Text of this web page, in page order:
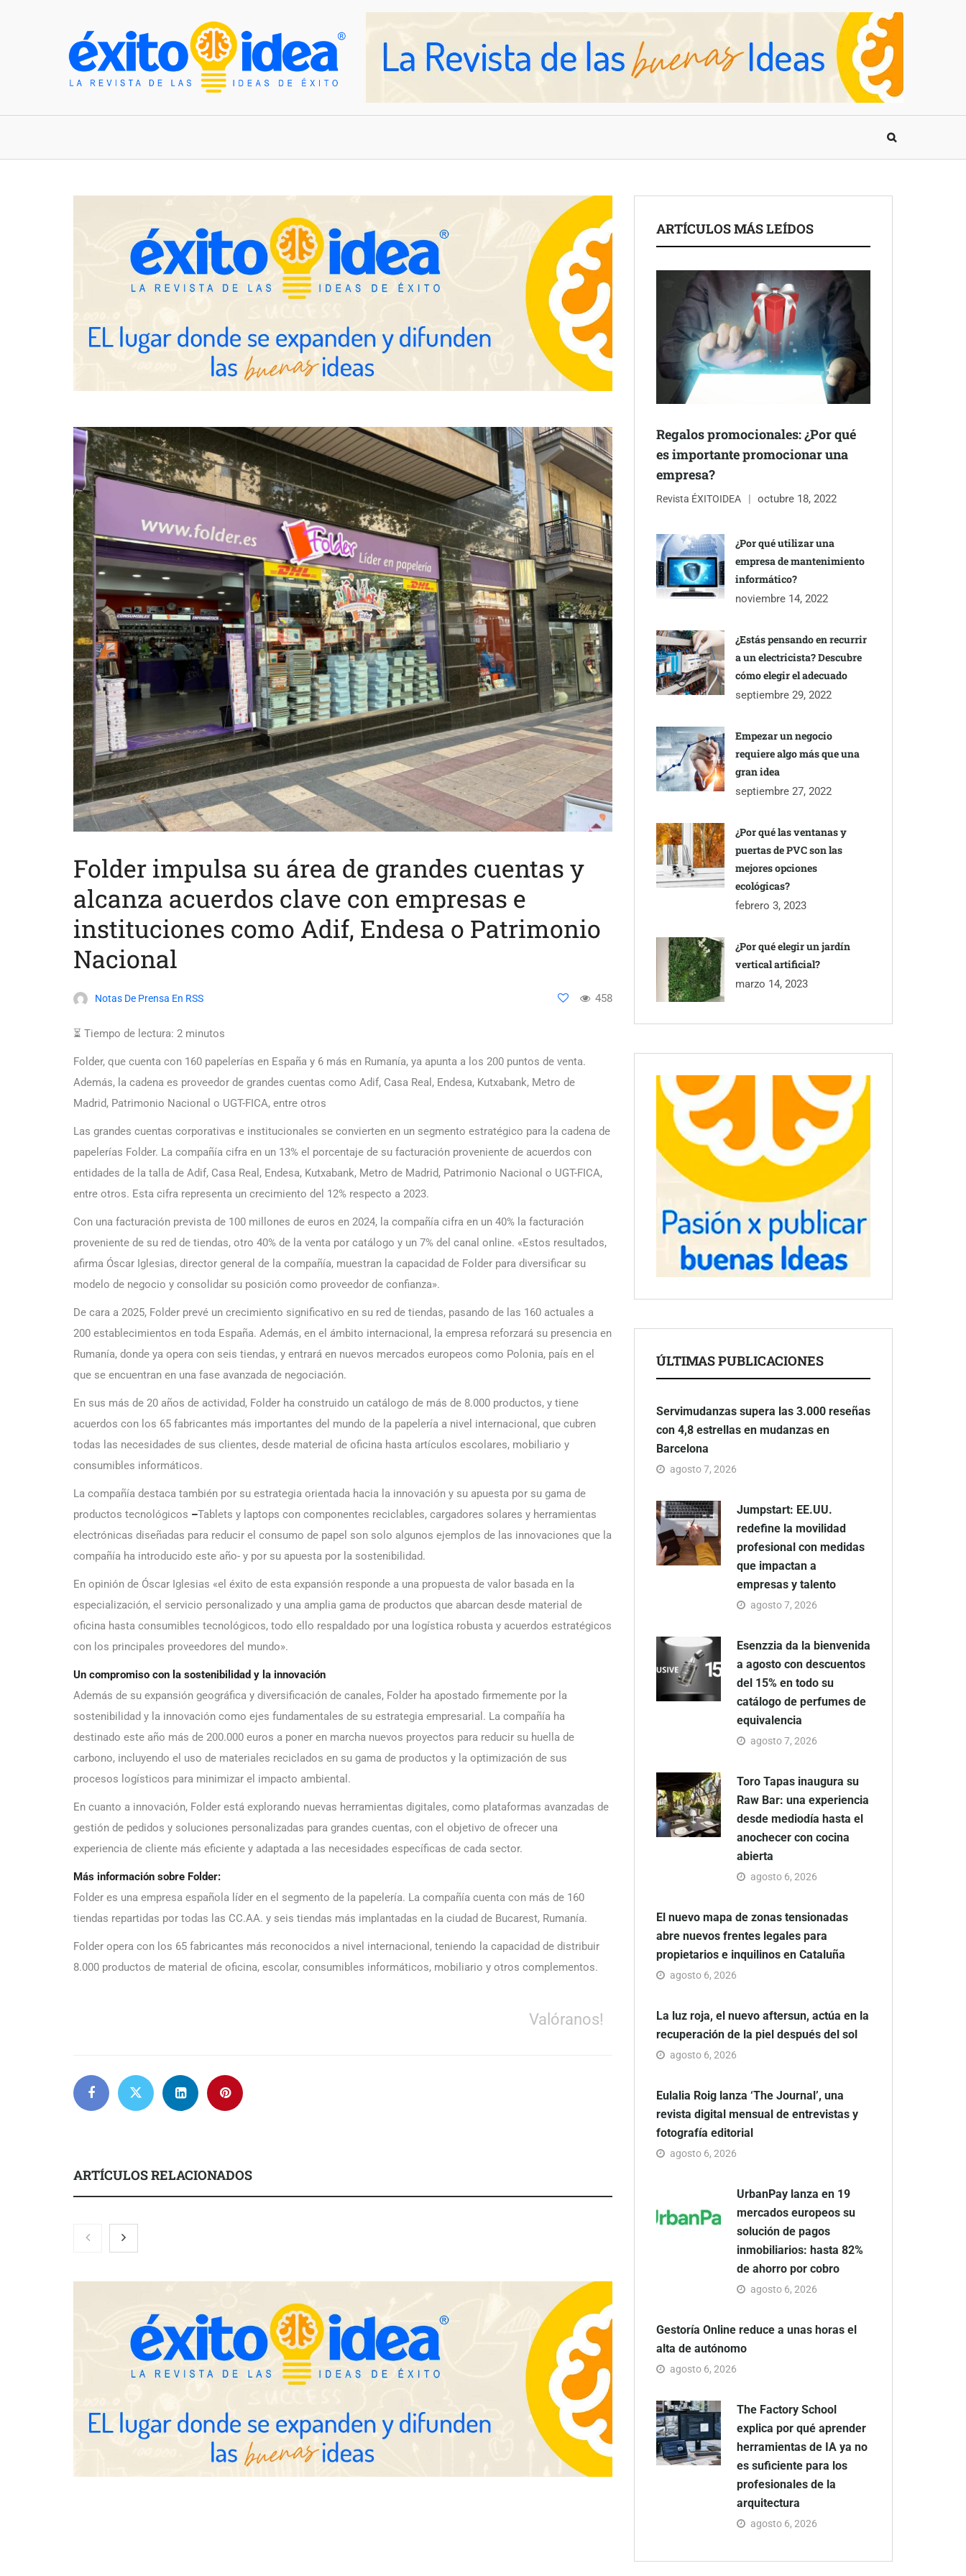
Folder impulsa su área de grandes cuentas y
alcanza acuerdos clave con empresas e
instituciones como Adif, Endesa o Patrimonio
Nacional
Notas De Prensa En RSS 458
⏳ Tiempo de lectura: 2 minutos
Folder, que cuenta con 160 papelerías en España y 6 más en Rumanía, ya apunta a los 200 puntos de venta.
Además, la cadena es proveedor de grandes cuentas como Adif, Casa Real, Endesa, Kutxabank, Metro de
Madrid, Patrimonio Nacional o UGT-FICA, entre otros
Las grandes cuentas corporativas e institucionales se convierten en un segmento estratégico para la cadena de
papelerías Folder. La compañía cifra en un 13% el porcentaje de su facturación proveniente de acuerdos con
entidades de la talla de Adif, Casa Real, Endesa, Kutxabank, Metro de Madrid, Patrimonio Nacional o UGT-FICA,
entre otros. Esta cifra representa un crecimiento del 12% respecto a 2023.
Con una facturación prevista de 100 millones de euros en 2024, la compañía cifra en un 40% la facturación
proveniente de su red de tiendas, otro 40% de la venta por catálogo y un 7% del canal online. «Estos resultados,
afirma Óscar Iglesias, director general de la compañía, muestran la capacidad de Folder para diversificar su
modelo de negocio y consolidar su posición como proveedor de confianza».
De cara a 2025, Folder prevé un crecimiento significativo en su red de tiendas, pasando de las 160 actuales a
200 establecimientos en toda España. Además, en el ámbito internacional, la empresa reforzará su presencia en
Rumanía, donde ya opera con seis tiendas, y entrará en nuevos mercados europeos como Polonia, país en el
que se encuentran en una fase avanzada de negociación.
En sus más de 20 años de actividad, Folder ha construido un catálogo de más de 8.000 productos, y tiene
acuerdos con los 65 fabricantes más importantes del mundo de la papelería a nivel internacional, que cubren
todas las necesidades de sus clientes, desde material de oficina hasta artículos escolares, mobiliario y
consumibles informáticos.
La compañía destaca también por su estrategia orientada hacia la innovación y su apuesta por su gama de
productos tecnológicos –Tablets y laptops con componentes reciclables, cargadores solares y herramientas
electrónicas diseñadas para reducir el consumo de papel son solo algunos ejemplos de las innovaciones que la
compañía ha introducido este año- y por su apuesta por la sostenibilidad.
En opinión de Óscar Iglesias «el éxito de esta expansión responde a una propuesta de valor basada en la
especialización, el servicio personalizado y una amplia gama de productos que abarcan desde material de
oficina hasta consumibles tecnológicos, todo ello respaldado por una logística robusta y acuerdos estratégicos
con los principales proveedores del mundo».
Un compromiso con la sostenibilidad y la innovación
Además de su expansión geográfica y diversificación de canales, Folder ha apostado firmemente por la
sostenibilidad y la innovación como ejes fundamentales de su estrategia empresarial. La compañía ha
destinado este año más de 200.000 euros a poner en marcha nuevos proyectos para reducir su huella de
carbono, incluyendo el uso de materiales reciclados en su gama de productos y la optimización de sus
procesos logísticos para minimizar el impacto ambiental.
En cuanto a innovación, Folder está explorando nuevas herramientas digitales, como plataformas avanzadas de
gestión de pedidos y soluciones personalizadas para grandes cuentas, con el objetivo de ofrecer una
experiencia de cliente más eficiente y adaptada a las necesidades específicas de cada sector.
Más información sobre Folder:
Folder es una empresa española líder en el segmento de la papelería. La compañía cuenta con más de 160
tiendas repartidas por todas las CC.AA. y seis tiendas más implantadas en la ciudad de Bucarest, Rumanía.
Folder opera con los 65 fabricantes más reconocidos a nivel internacional, teniendo la capacidad de distribuir
8.000 productos de material de oficina, escolar, consumibles informáticos, mobiliario y otros complementos.
Valóranos!
ARTÍCULOS RELACIONADOS
Servimudanzas supera las 3.000
reseñas con 4,8 estrellas en
Jumpstart: EE.UU. redefine la
movilidad profesional con
medidas que impactan a empresas
Esenzzia da la bienvenida a agosto
con descuentos del 15% en todo su
catálogo de perfumes de
El nuevo mapa de zonas
tensionadas abre nuevos frentes
legales para propietarios e
La luz roja, el nuevo aftersun,
actúa en la recuperación de la piel
ARTÍCULOS MÁS LEÍDOS
Regalos promocionales: ¿Por qué
es importante promocionar una
empresa?
Revista ÉXITOIDEA octubre 18, 2022
¿Por qué utilizar una
empresa de mantenimiento
informático?
noviembre 14, 2022
¿Estás pensando en recurrir
a un electricista? Descubre
cómo elegir el adecuado
septiembre 29, 2022
Empezar un negocio
requiere algo más que una
gran idea
septiembre 27, 2022
¿Por qué las ventanas y
puertas de PVC son las
mejores opciones
ecológicas?
febrero 3, 2023
¿Por qué elegir un jardín
vertical artificial?
marzo 14, 2023
ÚLTIMAS PUBLICACIONES
Servimudanzas supera las 3.000 reseñas
con 4,8 estrellas en mudanzas en
Barcelona
agosto 7, 2026
Jumpstart: EE.UU.
redefine la movilidad
profesional con medidas
que impactan a
empresas y talento
agosto 7, 2026
Esenzzia da la bienvenida
a agosto con descuentos
del 15% en todo su
catálogo de perfumes de
equivalencia
agosto 7, 2026
Toro Tapas inaugura su
Raw Bar: una experiencia
desde mediodía hasta el
anochecer con cocina
abierta
agosto 6, 2026
El nuevo mapa de zonas tensionadas
abre nuevos frentes legales para
propietarios e inquilinos en Cataluña
agosto 6, 2026
La luz roja, el nuevo aftersun, actúa en la
recuperación de la piel después del sol
agosto 6, 2026
Eulalia Roig lanza ‘The Journal’, una
revista digital mensual de entrevistas y
fotografía editorial
agosto 6, 2026
UrbanPay lanza en 19
mercados europeos su
solución de pagos
inmobiliarios: hasta 82%
de ahorro por cobro
agosto 6, 2026
Gestoría Online reduce a unas horas el
alta de autónomo
agosto 6, 2026
The Factory School
explica por qué aprender
herramientas de IA ya no
es suficiente para los
profesionales de la
arquitectura
agosto 6, 2026